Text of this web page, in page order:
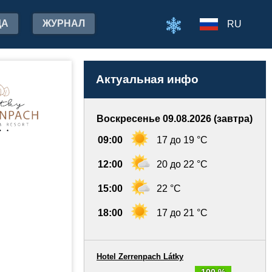
ЖУРНАЛ RU
Актуальная инфо
Воскресенье 09.08.2026 (завтра)
09:00 17 до 19 °C
12:00 20 до 22 °C
15:00 22 °C
18:00 17 до 21 °C
Hotel Zerrenpach Látky